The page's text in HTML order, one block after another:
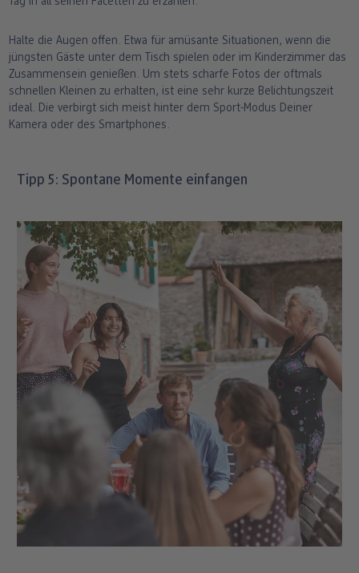
Halte die Augen offen. Etwa für amüsante Situationen, wenn die
jüngsten Gäste unter dem Tisch spielen oder im Kinderzimmer das
Zusammensein genießen. Um stets scharfe Fotos der oftmals
schnellen Kleinen zu erhalten, ist eine sehr kurze Belichtungszeit
ideal. Die verbirgt sich meist hinter dem Sport-Modus Deiner
Kamera oder des Smartphones.
Tipp 5: Spontane Momente einfangen